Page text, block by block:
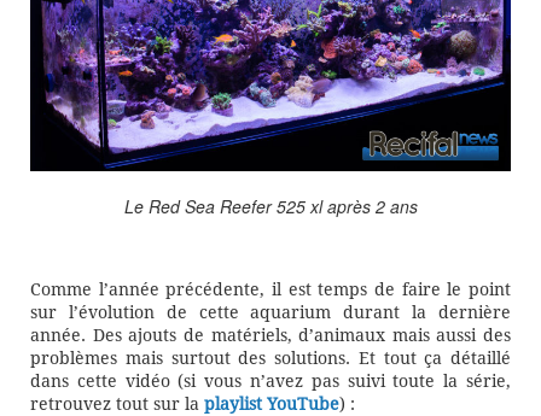
Le Red Sea Reefer 525 xl après 2 ans
Comme l’année précédente, il est temps de faire le point
sur l’évolution de cette aquarium durant la dernière
année. Des ajouts de matériels, d’animaux mais aussi des
problèmes mais surtout des solutions. Et tout ça détaillé
dans cette vidéo (si vous n’avez pas suivi toute la série,
retrouvez tout sur la playlist YouTube) :